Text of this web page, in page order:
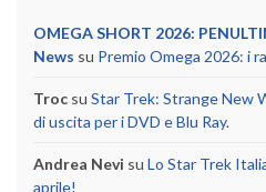
OMEGA SHORT 2026:
News su Premio Omega 2026: i
Troc su Star Trek: Strange New
di uscita per i DVD e Blu Ray.
Andrea Nevi su Lo Star Trek
aprile!